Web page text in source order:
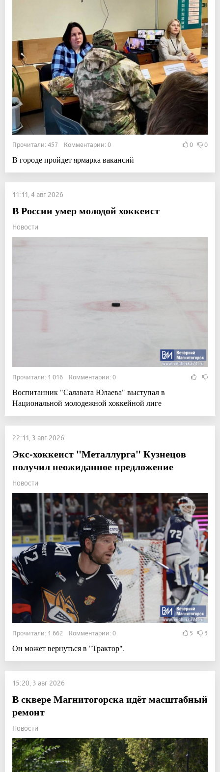
Прочитали: 457 Комментарии: 0 0 0
В городе пройдет ярмарка вакансий
11:11, 4 авг 2026
В России умер молодой хоккеист
Новости
Прочитали: 1 016 Комментарии: 0
Воспитанник "Салавата Юлаева" выступал в
Национальной молодежной хоккейной лиге
22:11, 3 авг 2026
Экс-хоккеист "Металлурга" Кузнецов
получил неожиданное предложение
Новости
Прочитали: 1 662 Комментарии: 0 5 3
Он может вернуться в "Трактор".
15:20, 3 авг 2026
В сквере Магнитогорска идёт масштабный
ремонт
Новости